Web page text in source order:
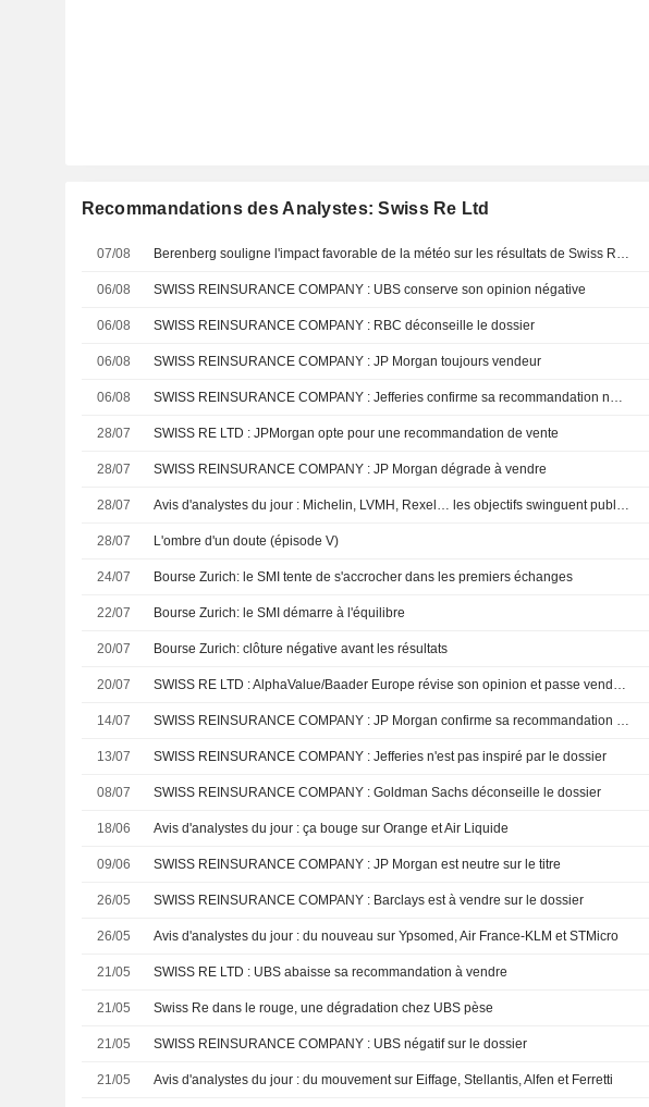
Recommandations des Analystes: Swiss Re Ltd
07/08 Berenberg souligne l'impact favorable de la météo sur les résultats de Swiss Re au T2 ; prévisions mises à jour
06/08 SWISS REINSURANCE COMPANY : UBS conserve son opinion négative
06/08 SWISS REINSURANCE COMPANY : RBC déconseille le dossier
06/08 SWISS REINSURANCE COMPANY : JP Morgan toujours vendeur
06/08 SWISS REINSURANCE COMPANY : Jefferies confirme sa recommandation neutre
28/07 SWISS RE LTD : JPMorgan opte pour une recommandation de vente
28/07 SWISS REINSURANCE COMPANY : JP Morgan dégrade à vendre
28/07 Avis d'analystes du jour : Michelin, LVMH, Rexel… les objectifs swinguent publications de résultats
28/07 L'ombre d'un doute (épisode V)
24/07 Bourse Zurich: le SMI tente de s'accrocher dans les premiers échanges
22/07 Bourse Zurich: le SMI démarre à l'équilibre
20/07 Bourse Zurich: clôture négative avant les résultats
20/07 SWISS RE LTD : AlphaValue/Baader Europe révise son opinion et passe vendeur
14/07 SWISS REINSURANCE COMPANY : JP Morgan confirme sa recommandation neutre
13/07 SWISS REINSURANCE COMPANY : Jefferies n'est pas inspiré par le dossier
08/07 SWISS REINSURANCE COMPANY : Goldman Sachs déconseille le dossier
18/06 Avis d'analystes du jour : ça bouge sur Orange et Air Liquide
09/06 SWISS REINSURANCE COMPANY : JP Morgan est neutre sur le titre
26/05 SWISS REINSURANCE COMPANY : Barclays est à vendre sur le dossier
26/05 Avis d'analystes du jour : du nouveau sur Ypsomed, Air France-KLM et STMicro
21/05 SWISS RE LTD : UBS abaisse sa recommandation à vendre
21/05 Swiss Re dans le rouge, une dégradation chez UBS pèse
21/05 SWISS REINSURANCE COMPANY : UBS négatif sur le dossier
21/05 Avis d'analystes du jour : du mouvement sur Eiffage, Stellantis, Alfen et Ferretti